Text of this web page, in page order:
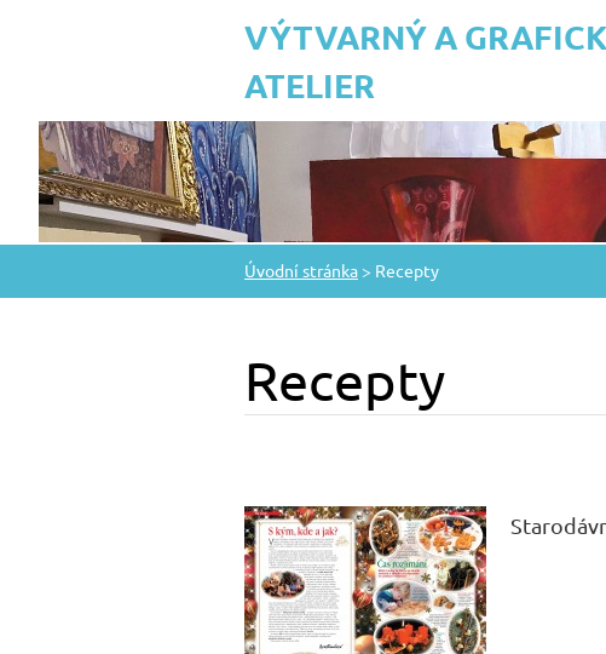
VÝTVARNÝ A
ATELIER
Úvodní stránka > Recepty
Recepty